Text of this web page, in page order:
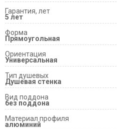
Гарантия, лет
5 лет
Форма
Прямоугольная
Ориентация
Универсальная
Тип душевых
Душевая стенка
Вид поддона
без поддона
Материал профиля
алюминий